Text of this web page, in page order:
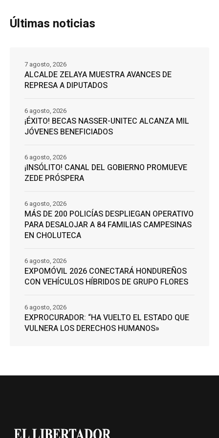
Últimas noticias
ALCALDE ZELAYA MUESTRA AVANCES DE
REPRESA A DIPUTADOS
7 agosto, 2026
¡ÉXITO! BECAS NASSER-UNITEC ALCANZA MIL
JÓVENES BENEFICIADOS
6 agosto, 2026
¡INSÓLITO! CANAL DEL GOBIERNO PROMUEVE
ZEDE PRÓSPERA
6 agosto, 2026
MÁS DE 200 POLICÍAS DESPLIEGAN OPERATIVO
PARA DESALOJAR A 84 FAMILIAS CAMPESINAS
EN CHOLUTECA
6 agosto, 2026
EXPOMÓVIL 2026 CONECTARÁ HONDUREÑOS
CON VEHÍCULOS HÍBRIDOS DE GRUPO FLORES
6 agosto, 2026
EXPROCURADOR: “HA VUELTO EL ESTADO QUE
VULNERA LOS DERECHOS HUMANOS»
6 agosto, 2026